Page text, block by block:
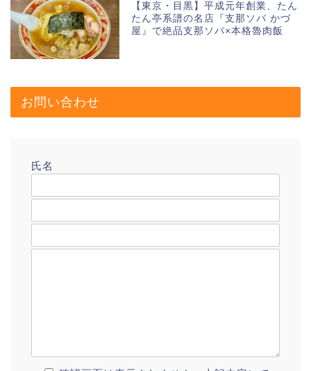
【東京・目黒】平成元年創業、たん
たん亭系譜の名店『支那ソバ かづ
屋』で絶品支那ソバ×本格魯肉飯
お問い合わせ
氏名
プロフィール